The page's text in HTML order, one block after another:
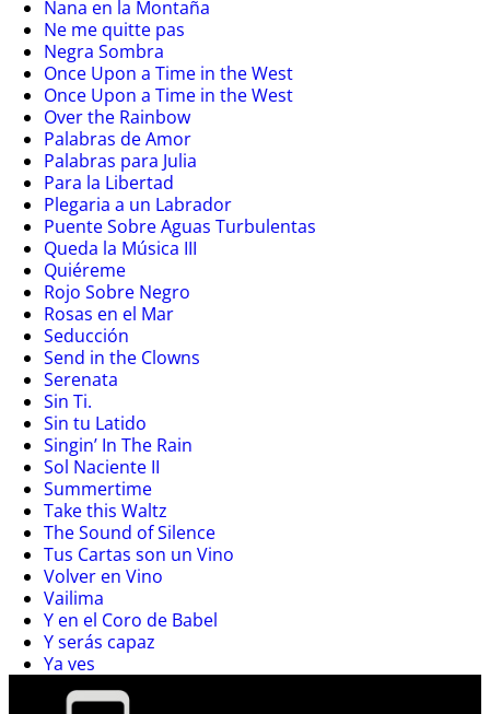
Nana en la Montaña
Ne me quitte pas
Negra Sombra
Once Upon a Time in the West
Once Upon a Time in the West
Over the Rainbow
Palabras de Amor
Palabras para Julia
Para la Libertad
Plegaria a un Labrador
Puente Sobre Aguas Turbulentas
Queda la Música III
Quiéreme
Rojo Sobre Negro
Rosas en el Mar
Seducción
Send in the Clowns
Serenata
Sin Ti.
Sin tu Latido
Singin’ In The Rain
Sol Naciente II
Summertime
Take this Waltz
The Sound of Silence
Tus Cartas son un Vino
Volver en Vino
Vailima
Y en el Coro de Babel
Y serás capaz
Ya ves